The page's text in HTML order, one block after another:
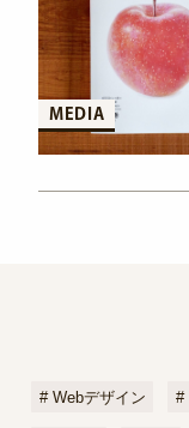
MEDIA
Webデザイン